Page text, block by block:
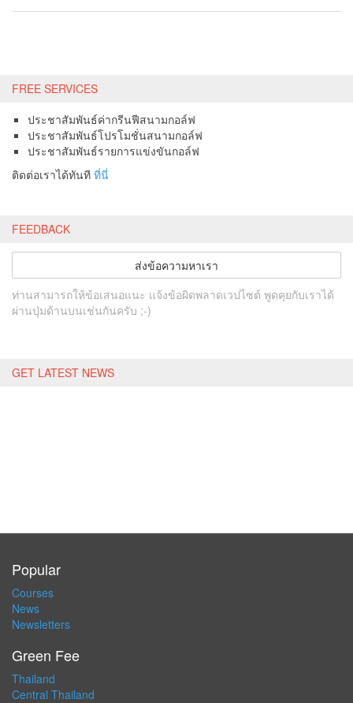
FREE SERVICES
ประชาสัมพันธ์ค่ากรีนฟีสนามกอล์ฟ
ประชาสัมพันธ์โปรโมชั่นสนามกอล์ฟ
ประชาสัมพันธ์รายการแข่งขันกอล์ฟ
ติดต่อเราได้ทันที ที่นี่
FEEDBACK
ส่งข้อความหาเรา
ท่านสามารถให้ข้อเสนอแนะ แจ้งข้อผิดพลาดเวปไซต์ พูดคุยกับเราได้
ผ่านปุ่มด้านบนเช่นกันครับ ;-)
GET LATEST NEWS
Popular
Courses
News
Newsletters
Green Fee
Thailand
Central Thailand